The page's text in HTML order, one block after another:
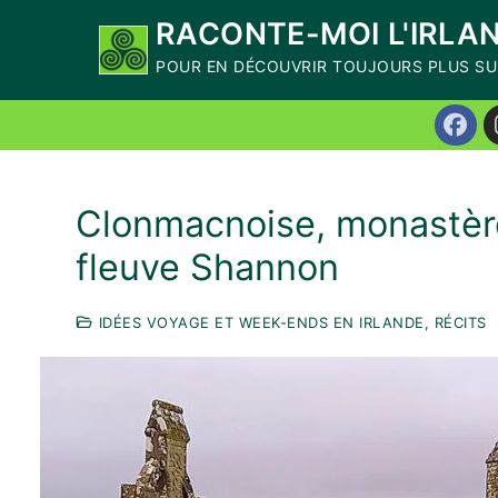
RACONTE-MOI
POUR EN DÉCOUVRIR TOUJOURS PLUS
Clonmacnoise,
fleuve Shannon
IDÉES VOYAGE ET WEEK-ENDS EN IRLANDE, RÉCITS
Recevez mon livre numériqueoffert"10
départ de Dublin, à la journée et sans